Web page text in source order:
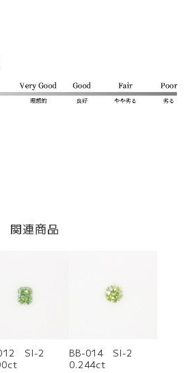
関連商品
SI-2
BB-014 SI-2
0.244ct